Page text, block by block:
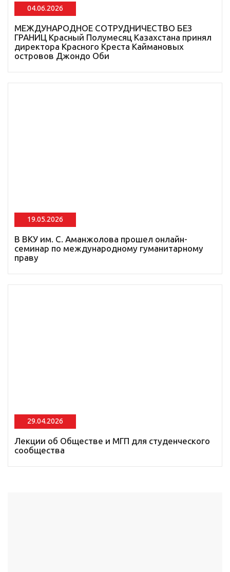
04.06.2026
МЕЖДУНАРОДНОЕ СОТРУДНИЧЕСТВО БЕЗ
ГРАНИЦ Красный Полумесяц Казахстана принял
директора Красного Креста Каймановых
островов Джондо Оби
19.05.2026
В ВКУ им. С. Аманжолова прошел онлайн-
семинар по международному гуманитарному
праву
29.04.2026
Лекции об Обществе и МГП для студенческого
сообщества